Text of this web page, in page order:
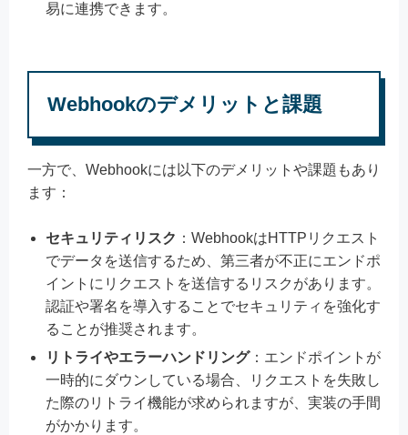
易に連携できます。
Webhookのデメリットと課題
一方で、Webhookには以下のデメリットや課題もあり
ます：
セキュリティリスク ：WebhookはHTTPリクエスト
でデータを送信するため、第三者が不正にエンドポ
イントにリクエストを送信するリスクがあります。
認証や署名を導入することでセキュリティを強化す
ることが推奨されます。
リトライやエラーハンドリング：エンドポイントが
一時的にダウンしている場合、リクエストを失敗し
た際のリトライ機能が求められますが、実装の手間
がかかります。